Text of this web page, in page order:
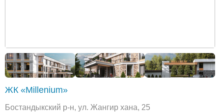
ЖК «Millenium»
Бостандыкский р-н, ул. Жангир хана, 25